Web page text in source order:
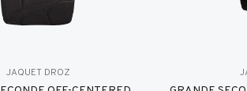
JAQUET DROZ